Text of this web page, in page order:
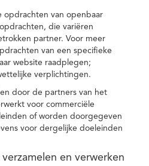
opdrachten van openbaar
die variëren
partner. Voor meer
van een specifieke
website raadplegen;
verplichtingen.
door de partners van het
voor commerciële
of worden doorgegeven
voor dergelijke doeleinden
en verwerken